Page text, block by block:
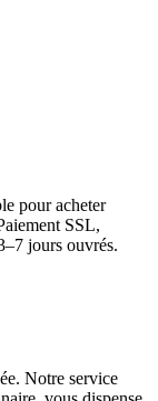
pour acheter
SSL,
jours ouvrés.
Notre service